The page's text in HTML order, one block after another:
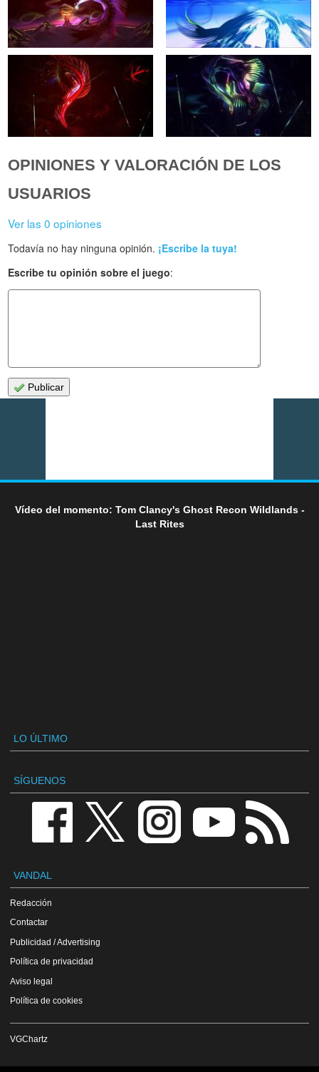
OPINIONES Y VALORACIÓN DE LOS
USUARIOS
Ver las 0 opiniones
Todavía no hay ninguna opinión. ¡Escribe la tuya!
Escribe tu opinión sobre el juego:
Publicar
Vídeo del momento: Tom Clancy's Ghost Recon Wildlands -
Last Rites
LO ÚLTIMO
SÍGUENOS
VANDAL
Redacción
Contactar
Publicidad / Advertising
Política de privacidad
Aviso legal
Política de cookies
VGChartz